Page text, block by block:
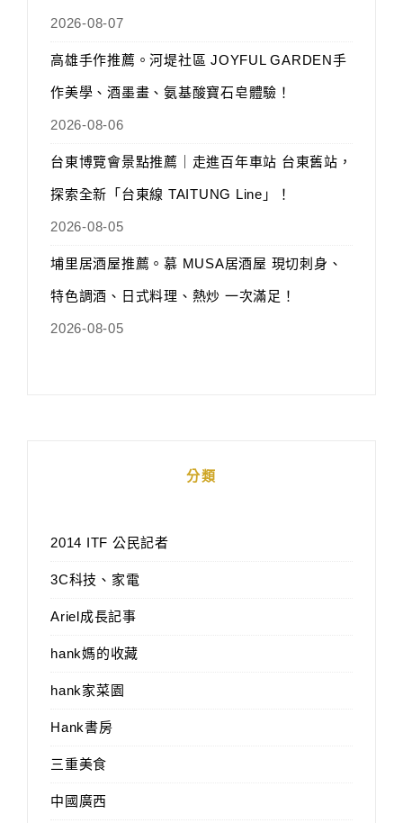
2026-08-07
高雄手作推薦。河堤社區 JOYFUL GARDEN手
作美學、酒墨畫、氨基酸寶石皂體驗！
2026-08-06
台東博覽會景點推薦｜走進百年車站 台東舊站，
探索全新「台東線 TAITUNG Line」！
2026-08-05
埔里居酒屋推薦。慕 MUSA居酒屋 現切刺身、
特色調酒、日式料理、熱炒 一次滿足！
2026-08-05
分類
2014 ITF 公民記者
3C科技、家電
Ariel成長記事
hank媽的收藏
hank家菜園
Hank書房
三重美食
中國廣西